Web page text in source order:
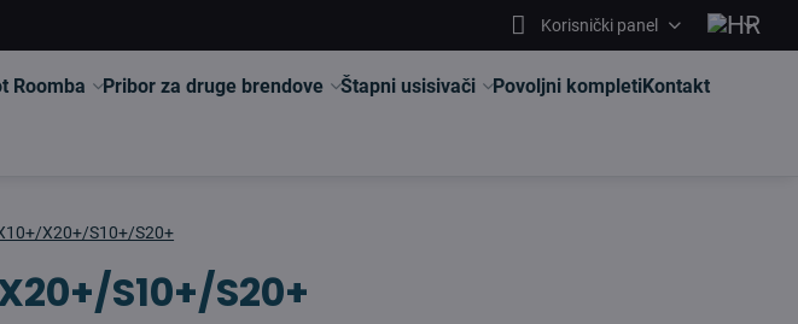
Korisnički panel
Roomba Pribor za druge brendove Štapni usisivači Povoljni kompletiKontakt
X20+/S10+/S20+
S10+/S20+